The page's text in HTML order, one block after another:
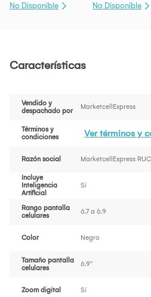
No Disponible
No Disponible
Características
Vendido y
despachado por
MarketcellExpress
Términos y
condiciones
Ver términos y
Razón social MarketcellExpress
Incluye
Inteligencia
Artificial
Sí
Rango pantalla
celulares
6.7 a 6.9
Color Negro
Tamaño pantalla
celulares
6.9"
Zoom digital Sí